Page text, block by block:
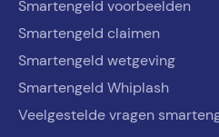
Smartengeld voorbeelden
Smartengeld claimen
Smartengeld wetgeving
Smartengeld Whiplash
Veelgestelde vragen